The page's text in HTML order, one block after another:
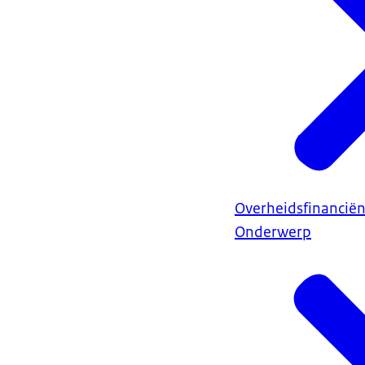
Overheidsfinanciën
Onderwerp